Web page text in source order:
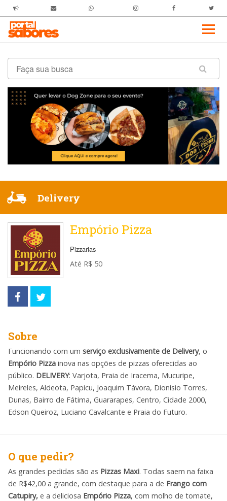
Delivery
Empório Pizza
Pizzarias
Até R$ 50
Sobre
Funcionando com um serviço exclusivamente de Delivery, o
Empório Pizza inova nas opções de pizzas oferecidas ao
público. DELIVERY: Varjota, Praia de Iracema, Mucuripe,
Meireles, Aldeota, Papicu, Joaquim Távora, Dionísio Torres,
Dunas, Bairro de Fátima, Guararapes, Centro, Cidade 2000,
Edson Queiroz, Luciano Cavalcante e Praia do Futuro.
O que pedir?
As grandes pedidas são as Pizzas Maxi. Todas saem na faixa
de R$42,00 a grande, com destaque para a de Frango com
Catupiry, e a deliciosa Empório Pizza, com molho de tomate,